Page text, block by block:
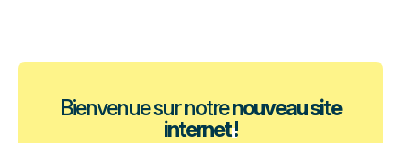
Bienvenue sur notrenouveau site
internet !